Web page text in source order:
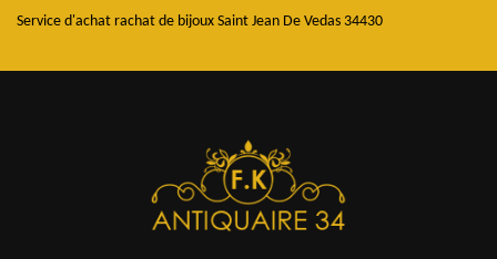
Service d'achat rachat de bijoux Saint Jean De Vedas 34430